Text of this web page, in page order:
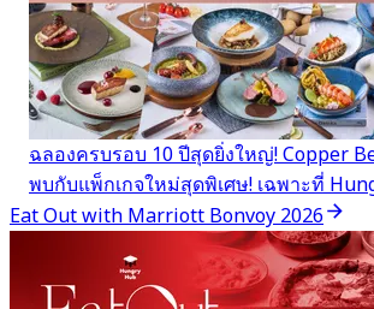
Eat Out with Marriott Bonvoy 2026